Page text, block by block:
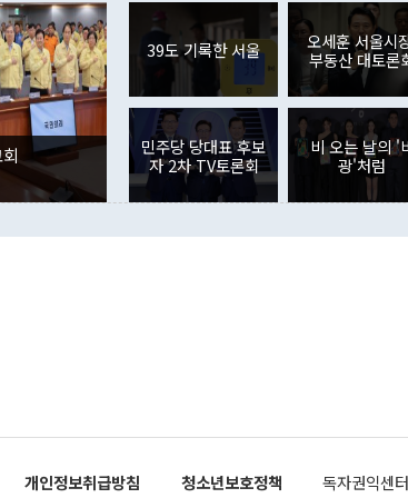
며 "정부 차원에서 (참석을) 검토하고 있다"고
은 "그것은 외교부의 몫"이라며 "아직 거기까지
잘랐다. 정 장관이 이날 소개한 대북 구상과 설명
않았다는 점에서 문제가 있다. 특히 주적 표현 대
사합의 복원, 4자회담 추진 등은 통일부 장관이
권이라는 지적이 나오고 있다. 이 대통령은 정 장
뒤 "여기 업무보고에 발표했다고 승인난 건 아
부의 한 소식통은 "정 장관의 발언 내용은 대부
를 거쳐 결정된 사안이 아닌 정 장관의 개인적
련 부처 장관이 정부의 공식 정책이 아닌 사안을
하고 대통령의 면전에서 '국군통수권자가 나서
이나 미국은 북한에 선비핵화를 공식적으로 요
공하는 방식으로 이뤄졌다. 1994년 북·미 제네
였던 올해 3월(369억9000만달러)을 넘어선 것
인의 해외투자가 80억1000만달러, 외국인의
각각 증가했다. 증권투자에서는 외국인의 국내
국인의 국내 주식 투자는 차익실현 매도 등의 영
감소하며 전월(-310억5000만달러)에 이어 역대
경신했다. 외국인의 국내 채권투자는 세계국채
분기 말 만기도래 영향으로 증가 폭이 줄어든
다. 내국인의 해외 증권투자는 주식을 중심으로
다. eoyn2@newspim.com
39도 기록한 서울
오세훈 서울시
부동산 대토론
민주당 당대표 후보
자 2차 TV토론회
비 오는 날의 '
광'처럼
개인정보취급방침 청소년보호정책 독자권익센터